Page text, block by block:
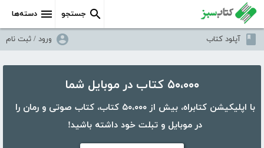
دسته‌ها جستجو
آپلود کتاب ورود / ثبت نام
۵۰،۰۰۰ کتاب در موبایل شما
با اپلیکیشن کتابراه، بیش از ۵۰،۰۰۰ کتاب، کتاب صوتی و رمان را
در موبایل و تبلت خود داشته باشید!